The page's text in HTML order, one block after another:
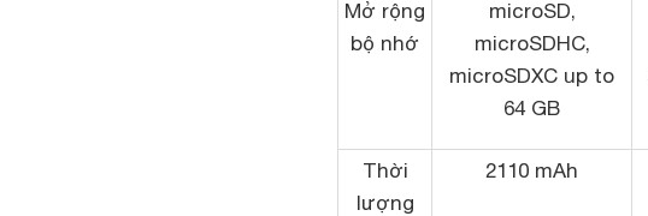
Mở rộng
bộ nhớ
microSD,
microSDHC,
microSDXC up to
64 GB
Thời
lượng
2110 mAh